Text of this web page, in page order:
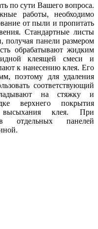
по сути Вашего вопроса.
работы, необходимо
от пыли и пропитать
Стандартные листы
получая панели размером
обрабатывают жидким
клеящей смеси и
к нанесению клея. Его
поэтому для удаления
соответствующий
на стяжку и
верхнего покрытия
клея. При
отдельных панелей